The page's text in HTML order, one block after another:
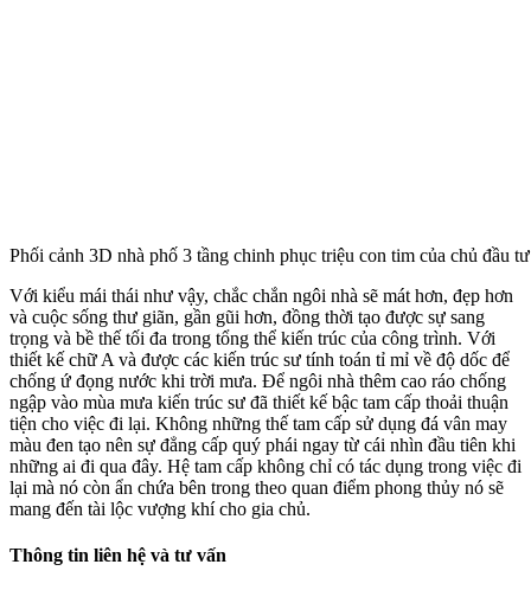
Phối cảnh 3D nhà phố 3 tầng chinh phục triệu con tim của chủ đầu
Với kiểu mái thái như vậy, chắc chắn ngôi nhà sẽ mát hơn, đẹp hơn
và cuộc sống thư giãn, gần gũi hơn, đồng thời tạo được sự sang
trọng và bề thế tối đa trong tổng thể kiến trúc của công trình. Với
thiết kế chữ A và được các kiến trúc sư tính toán tỉ mỉ về độ dốc để
chống ứ đọng nước khi trời mưa. Để ngôi nhà thêm cao ráo chống
ngập vào mùa mưa kiến trúc sư đã thiết kế bậc tam cấp thoải thuận
tiện cho việc đi lại. Không những thế tam cấp sử dụng đá vân may
màu đen tạo nên sự đẳng cấp quý phái ngay từ cái nhìn đầu tiên khi
những ai đi qua đây. Hệ tam cấp không chỉ có tác dụng trong việc đi
lại mà nó còn ẩn chứa bên trong theo quan điểm phong thủy nó sẽ
mang đến tài lộc vượng khí cho gia chủ.
Thông tin liên hệ và tư vấn